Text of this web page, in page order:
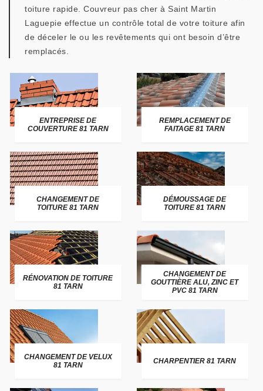
toiture rapide. Couvreur pas cher à Saint Martin
Laguepie effectue un contrôle total de votre toiture afin
de déceler le ou les revêtements qui ont besoin d’être
remplacés.
ENTREPRISE DE
COUVERTURE 81 TARN
REMPLACEMENT DE
FAITAGE 81 TARN
CHANGEMENT DE
TOITURE 81 TARN
DÉMOUSSAGE DE
TOITURE 81 TARN
RÉNOVATION DE TOITURE
81 TARN
CHANGEMENT DE
GOUTTIÈRE ALU, ZINC ET
PVC 81 TARN
CHANGEMENT DE VELUX
81 TARN
CHARPENTIER 81 TARN